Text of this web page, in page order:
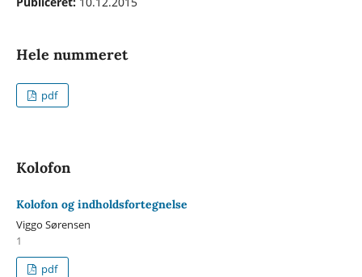
Hele nummeret
pdf
Kolofon
Kolofon og indholdsfortegnelse
Viggo Sørensen
1
pdf